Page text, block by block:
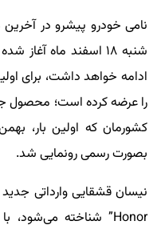
نامی خودرو پیشرو در
ادامه خواهد داشت، برای
را عرضه کرده است؛ محصول
بصورت رسمی رونمایی شد.
نیسان قشقایی وارداتی